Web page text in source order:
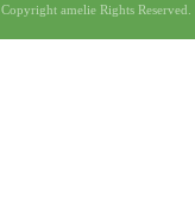
Copyright amelie Rights Reserved.